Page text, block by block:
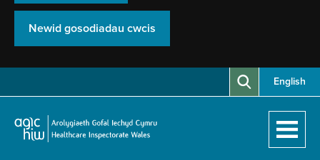
Newid gosodiadau cwcis
English
Hafan